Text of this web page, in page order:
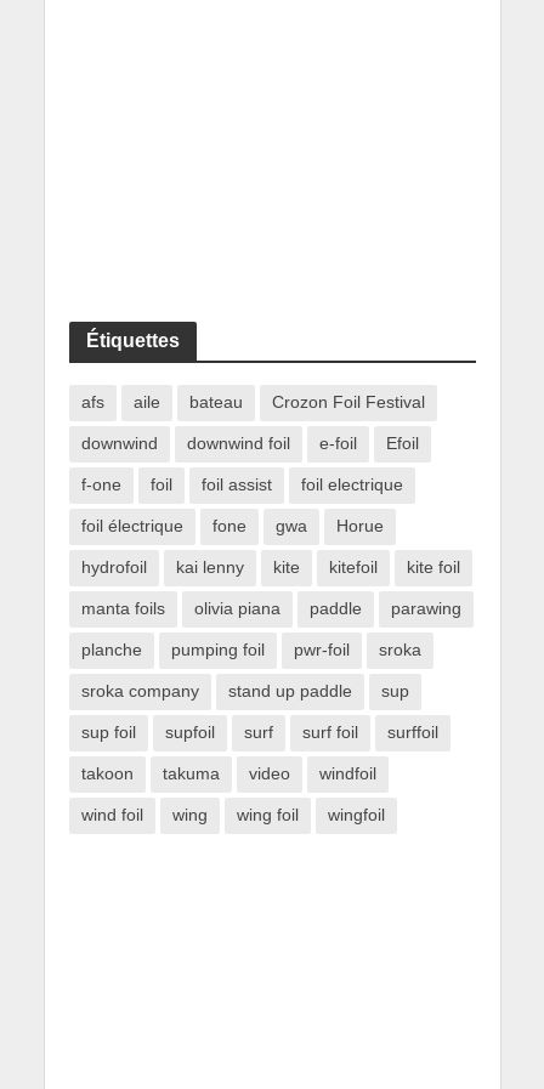
Étiquettes
afs aile bateau Crozon Foil Festival
downwind downwind foil e-foil Efoil
f-one foil foil assist foil electrique
foil électrique fone gwa Horue
hydrofoil kai lenny kite kitefoil kite foil
manta foils olivia piana paddle parawing
planche pumping foil pwr-foil sroka
sroka company stand up paddle sup
sup foil supfoil surf surf foil surffoil
takoon takuma video windfoil
wind foil wing wing foil wingfoil